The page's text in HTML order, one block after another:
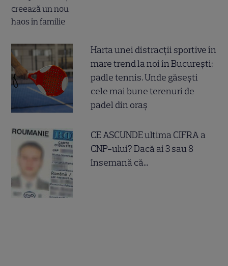
Harta unei distracții sportive în
mare trend la noi în București:
padle tennis. Unde găsești
cele mai bune terenuri de
padel din oraș
CE ASCUNDE ultima CIFRA a
CNP-ului? Dacă ai 3 sau 8
însemană că...